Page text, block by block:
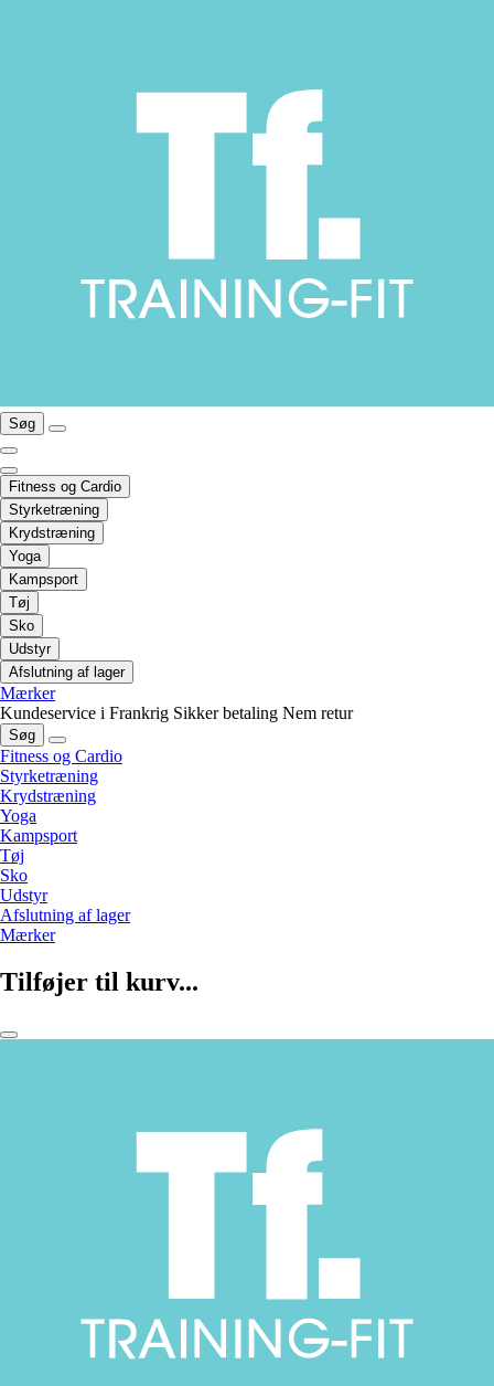
Søg
Fitness og Cardio
Styrketræning
Krydstræning
Yoga
Kampsport
Tøj
Sko
Udstyr
Afslutning af lager
Mærker
Kundeservice i Frankrig Sikker betaling Nem retur
Søg
Fitness og Cardio
Styrketræning
Krydstræning
Yoga
Kampsport
Tøj
Sko
Udstyr
Afslutning af lager
Mærker
Tilføjer til kurv...